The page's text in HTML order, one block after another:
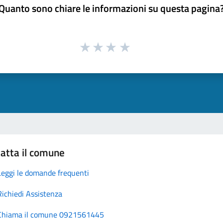
sono chiare le informazioni su questa
il comune
le domande frequenti
Assistenza
il comune 0921561445